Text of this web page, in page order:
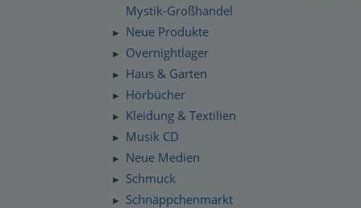
Mystik-Großhandel
► Neue Produkte
► Overnightlager
► Haus & Garten
► Hörbücher
► Kleidung & Textilien
► Musik CD
► Neue Medien
► Schmuck
►
Schnäppchenmarkt